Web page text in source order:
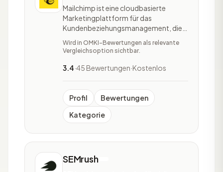
Mailchimp ist eine cloudbasierte
Marketingplattform für das
Kundenbeziehungsmanagement, die
sich vornehmlich an kleine
Unternehmen richtet und diese bei
Plattform bietet unter anderem Tools
Kundenanalysen, Social Media und
Werbekampagnen.
Wird in OMKI-Bewertungen als relevante
Vergleichsoption sichtbar.
3.4·45 Bewertungen·Kostenlos
Profil
Bewertungen
Kategorie
SEMrush